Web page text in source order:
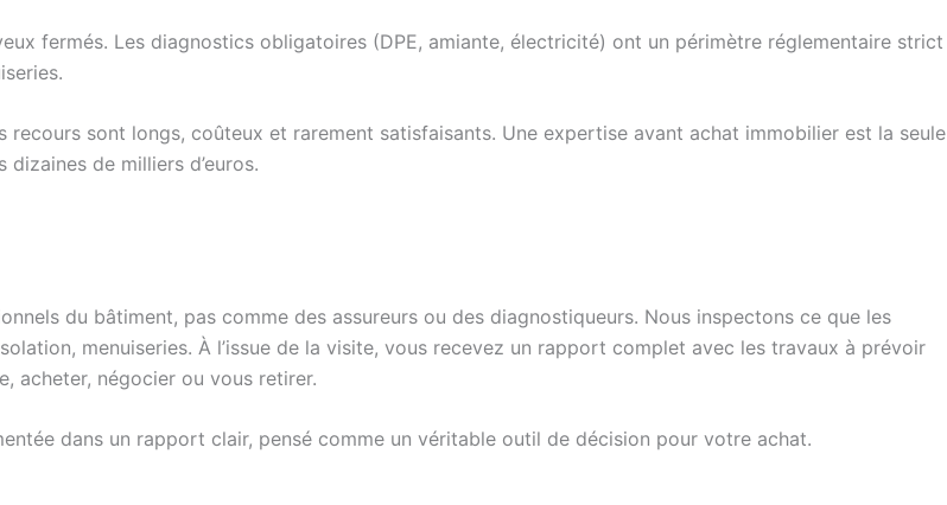
fermés. Les diagnostics obligatoires (DPE, amiante, électricité) ont un périmètre réglementaire strict
recours sont longs, coûteux et rarement satisfaisants. Une expertise avant achat immobilier est la seule
de milliers d’euros.
du bâtiment, pas comme des assureurs ou des diagnostiqueurs. Nous inspectons ce que les
menuiseries. À l’issue de la visite, vous recevez un rapport complet avec les travaux à prévoir
acheter, négocier ou vous retirer.
dans un rapport clair, pensé comme un véritable outil de décision pour votre achat.